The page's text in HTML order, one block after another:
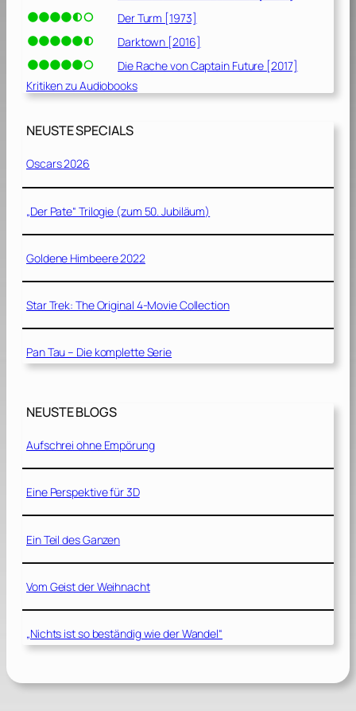
Der Turm [1973]
Darktown [2016]
Die Rache von Captain Future [2017]
Kritiken zu Audiobooks
NEUSTE SPECIALS
Oscars 2026
„Der Pate“ Trilogie (zum 50. Jubiläum)
Goldene Himbeere 2022
Star Trek: The Original 4-Movie Collection
Pan Tau – Die komplette Serie
NEUSTE BLOGS
Aufschrei ohne Empörung
Eine Perspektive für 3D
Ein Teil des Ganzen
Vom Geist der Weihnacht
„Nichts ist so beständig wie der Wandel“